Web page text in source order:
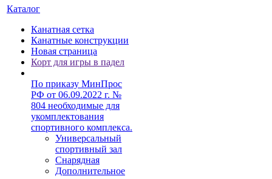
Каталог
Канатная сетка
Канатные конструкции
Новая страница
Корт для игры в падел
По приказу МинПрос
РФ от 06.09.2022 г. №
804 необходимые для
укомплектования
спортивного комплекса.
Универсальный
спортивный зал
Снарядная
Дополнительное